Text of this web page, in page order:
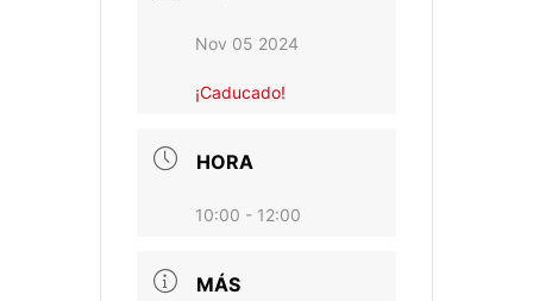
Nov 05 2024
¡Caducado!
HORA
10:00 - 12:00
MÁS